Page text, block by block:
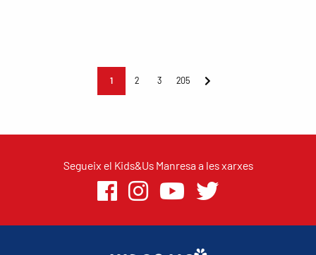
1 2 3 205
Segueix el Kids&Us Manresa a les xarxes